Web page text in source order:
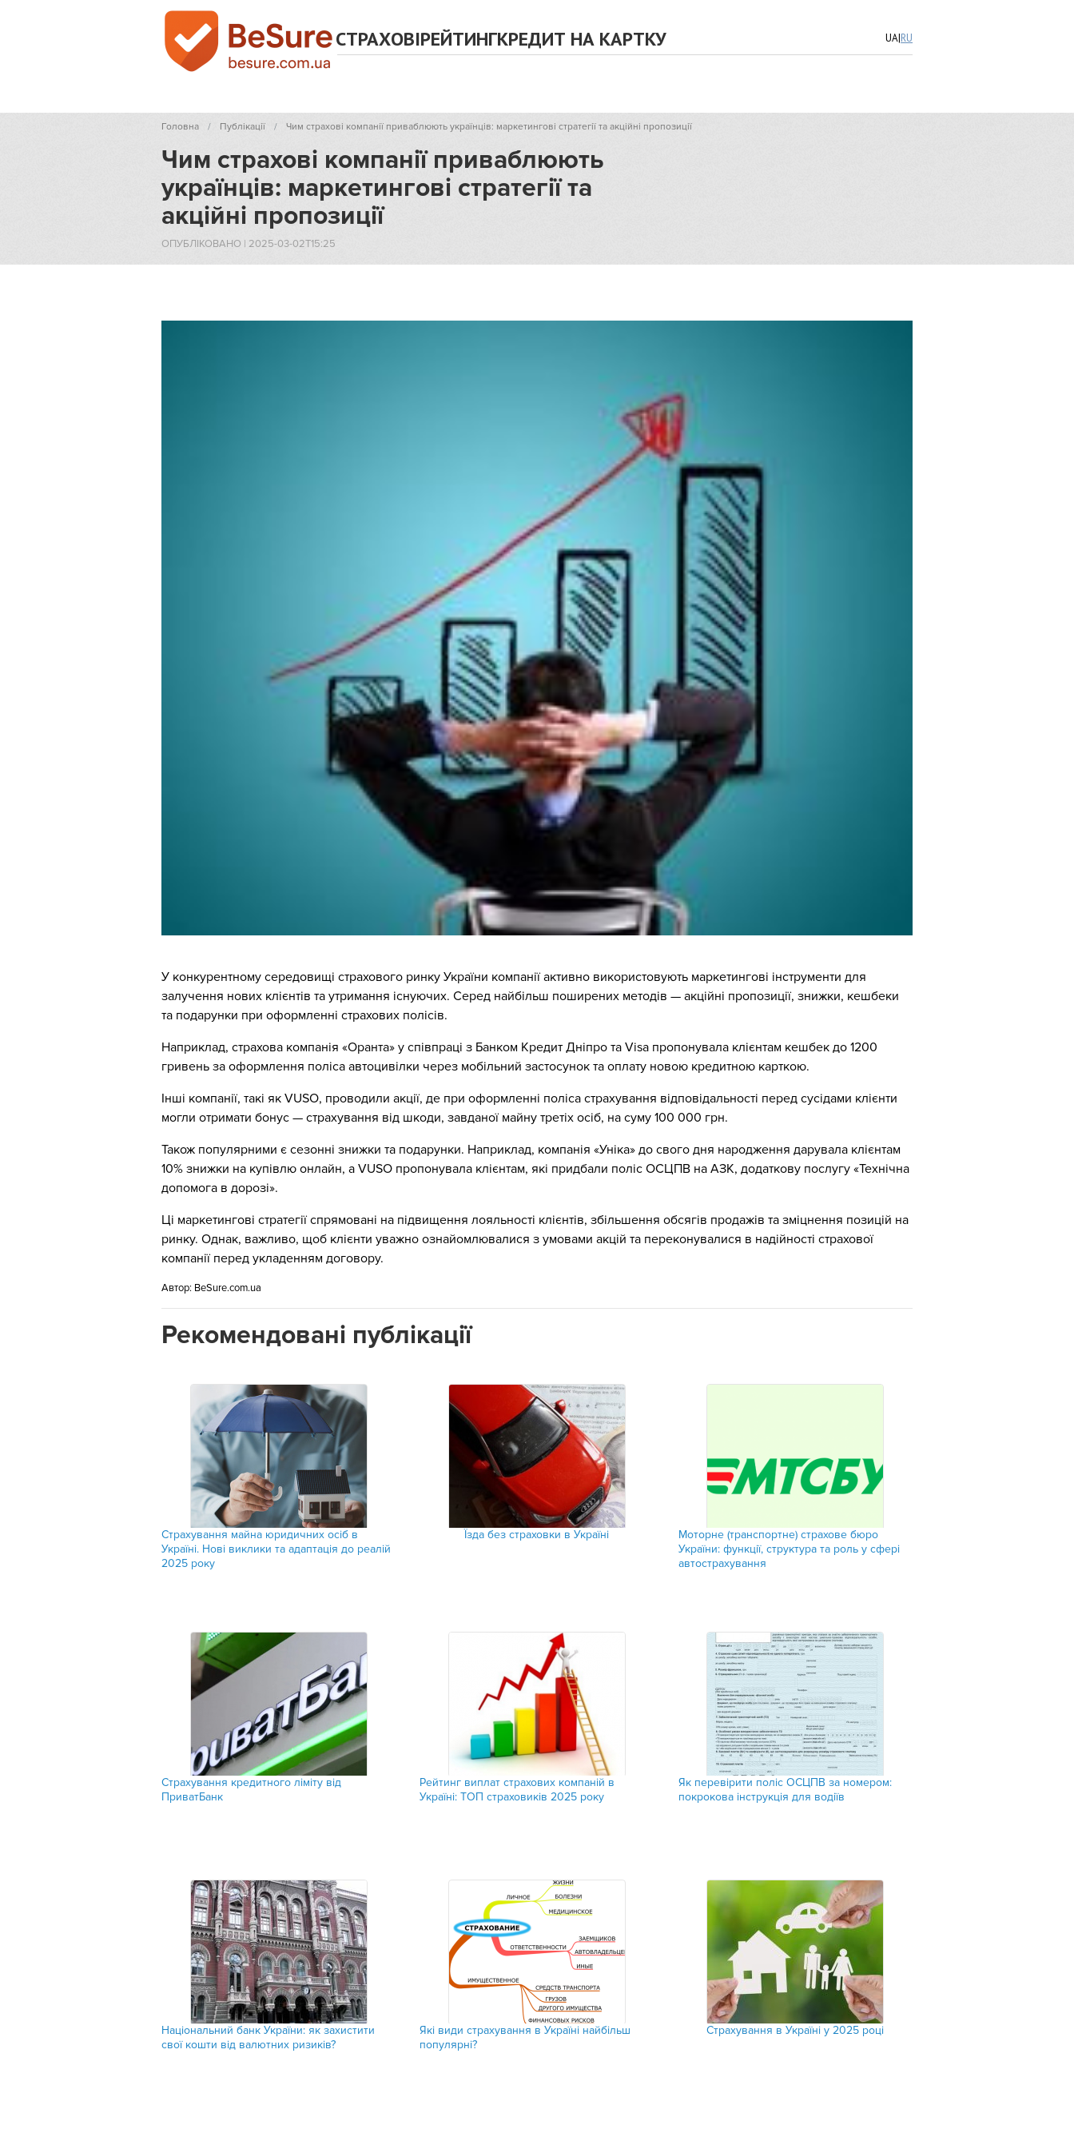
СТРАХОВІРЕЙТИНГКРЕДИТ НА КАРТКУ UA|RU
Головна Публікації Чим страхові компанії приваблюють українців: маркетингові стратегії та акційні пропозиції
Чим страхові компанії приваблюють
українців: маркетингові стратегії та
акційні пропозиції
ОПУБЛІКОВАНО | 2025-03-02T15:25
У конкурентному середовищі страхового ринку України компанії активно використовують маркетингові інструменти для
залучення нових клієнтів та утримання існуючих. Серед найбільш поширених методів — акційні пропозиції, знижки, кешбеки
та подарунки при оформленні страхових полісів.
Наприклад, страхова компанія «Оранта» у співпраці з Банком Кредит Дніпро та Visa пропонувала клієнтам кешбек до 1200
гривень за оформлення поліса автоцивілки через мобільний застосунок та оплату новою кредитною карткою.
Інші компанії, такі як VUSO, проводили акції, де при оформленні поліса страхування відповідальності перед сусідами клієнти
могли отримати бонус — страхування від шкоди, завданої майну третіх осіб, на суму 100 000 грн.
Також популярними є сезонні знижки та подарунки. Наприклад, компанія «Уніка» до свого дня народження дарувала клієнтам
10% знижки на купівлю онлайн, а VUSO пропонувала клієнтам, які придбали поліс ОСЦПВ на АЗК, додаткову послугу «Технічна
допомога в дорозі».
Ці маркетингові стратегії спрямовані на підвищення лояльності клієнтів, збільшення обсягів продажів та зміцнення позицій на
ринку. Однак, важливо, щоб клієнти уважно ознайомлювалися з умовами акцій та переконувалися в надійності страхової
компанії перед укладенням договору.
Автор: BeSure.com.ua
Рекомендовані публікації
Страхування майна юридичних осіб в
Україні. Нові виклики та адаптація до реалій
2025 року
Їзда без страховки в Україні
​Моторне (транспортне) страхове бюро
України: функції, структура та роль у сфері
автострахування
Страхування кредитного ліміту від
ПриватБанк
Рейтинг виплат страхових компаній в
Україні: ТОП страховиків 2025 року
Як перевірити поліс ОСЦПВ за номером:
покрокова інструкція для водіїв
Національний банк України: як захистити
свої кошти від валютних ризиків?
Які види страхування в Україні найбільш
популярні?
Страхування в Україні у 2025 році